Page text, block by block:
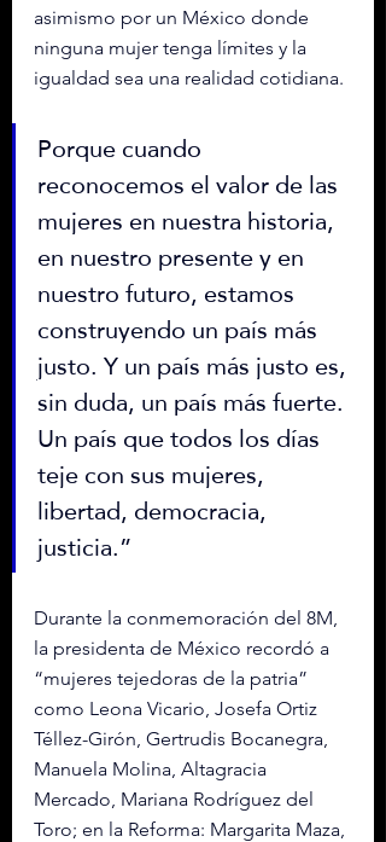
asimismo por un México donde
ninguna mujer tenga límites y la
igualdad sea una realidad cotidiana.
Porque cuando
reconocemos el valor de las
mujeres en nuestra historia,
en nuestro presente y en
nuestro futuro, estamos
construyendo un país más
justo. Y un país más justo es,
sin duda, un país más fuerte.
Un país que todos los días
teje con sus mujeres,
libertad, democracia,
justicia.”
Durante la conmemoración del 8M,
la presidenta de México recordó a
“mujeres tejedoras de la patria”
como Leona Vicario, Josefa Ortiz
Téllez-Girón, Gertrudis Bocanegra,
Manuela Molina, Altagracia
Mercado, Mariana Rodríguez del
Toro; en la Reforma: Margarita Maza,